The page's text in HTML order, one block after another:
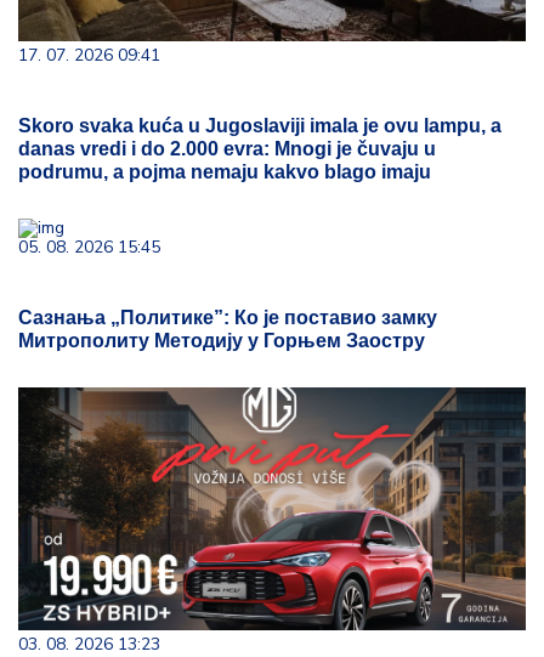
17. 07. 2026 09:41
Skoro svaka kuća u Jugoslaviji imala je ovu lampu, a
danas vredi i do 2.000 evra: Mnogi je čuvaju u
podrumu, a pojma nemaju kakvo blago imaju
05. 08. 2026 15:45
Сазнања „Политике”: Ко је поставио замку
Митрополиту Методију у Горњем Заостру
03. 08. 2026 13:23